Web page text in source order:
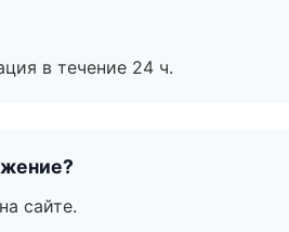
в течение 24 ч.
сайте.